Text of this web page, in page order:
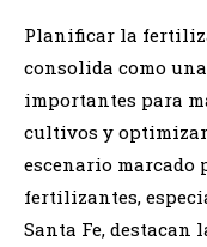
Planificar la
consolida como
importantes para
cultivos y optimizar
escenario marcado
fertilizantes,
Santa Fe, destacan